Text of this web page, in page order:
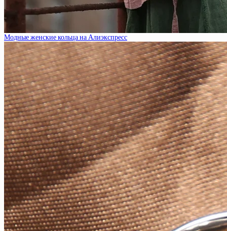
Модные женские кольца на Алиэкспресс